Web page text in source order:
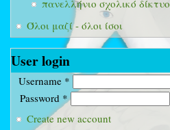
πανελλήνιο σχολικό δίκτυο
Όλοι μαζί - όλοι ίσοι
User login
Username *
Password *
Create new account